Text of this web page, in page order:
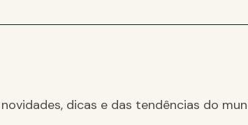
dicas e das tendências do